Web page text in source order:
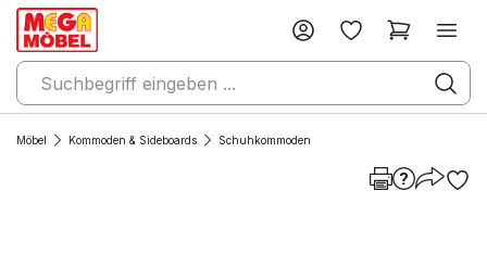
Möbel Kommoden & Sideboards Schuhkommoden